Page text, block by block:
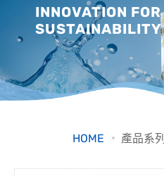
最新消息
知識文章
INNOVATION FOR
SUSTAINABILITY
HOME 產品系列